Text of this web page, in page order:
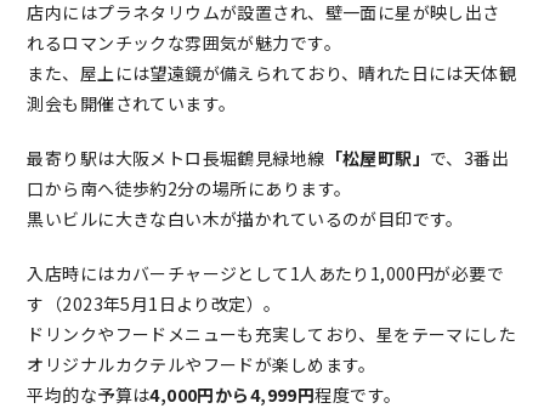
店内にはプラネタリウムが設置され、壁一面に星が映し出さ
れるロマンチックな雰囲気が魅力です。
また、屋上には望遠鏡が備えられており、晴れた日には天体観
測会も開催されています。
最寄り駅は大阪メトロ長堀鶴見緑地線 「松屋町駅」 で、3番出
口から南へ徒歩約2分の場所にあります。
黒いビルに大きな白い木が描かれているのが目印です。
入店時にはカバーチャージとして1人あたり1,000円が必要で
す（2023年5月1日より改定）。
ドリンクやフードメニューも充実しており、星をテーマにした
オリジナルカクテルやフードが楽しめます。
平均的な予算は4,000円から4,999円程度です。